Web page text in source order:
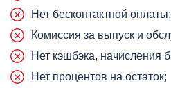
Нет бесконтактной оплаты;
Комиссия за выпуск и
Нет кэшбэка, начисления
Нет процентов на остаток;